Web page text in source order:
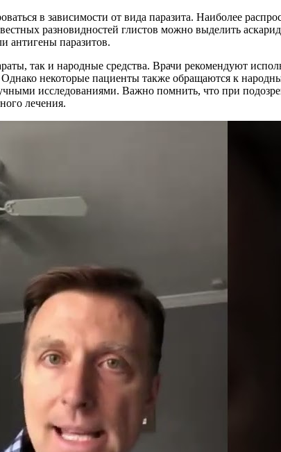
в зависимости от вида паразита. Наиболее
разновидностей глистов можно выделить
антигены паразитов.
так и народные средства. Врачи рекомендуют
некоторые пациенты также обращаются к
исследованиями. Важно помнить, что при
лечения.